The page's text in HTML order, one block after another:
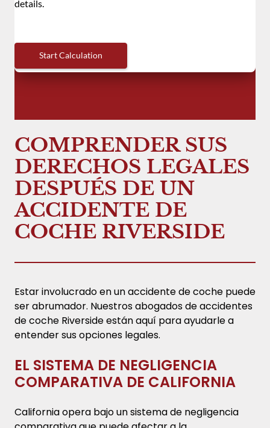
COMPRENDER SUS
DERECHOS LEGALES
DESPUÉS DE UN
ACCIDENTE DE
COCHE RIVERSIDE
Estar involucrado en un accidente de coche puede
ser abrumador. Nuestros abogados de accidentes
de coche Riverside están aquí para ayudarle a
entender sus opciones legales.
EL SISTEMA DE NEGLIGENCIA
COMPARATIVA DE CALIFORNIA
California opera bajo un sistema de negligencia